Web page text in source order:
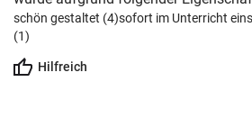
schön gestaltet (4)sofort im Unterricht
(1)
Hilfreich